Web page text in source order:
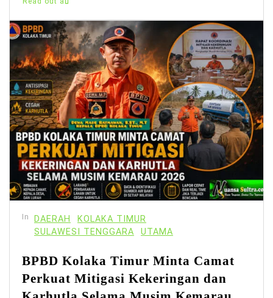
In DAERAH
KOLAKA TIMUR
SULAWESI TENGGARA
UTAMA
BPBD Kolaka Timur Minta Camat
Perkuat Mitigasi Kekeringan dan